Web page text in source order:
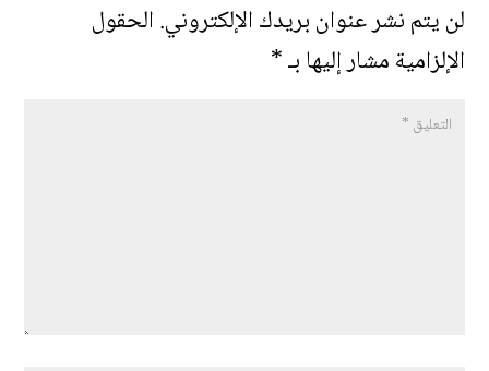
لن يتم نشر عنوان بريدك الإلكتروني.الحقول
الإلزامية مشار إليها بـ*